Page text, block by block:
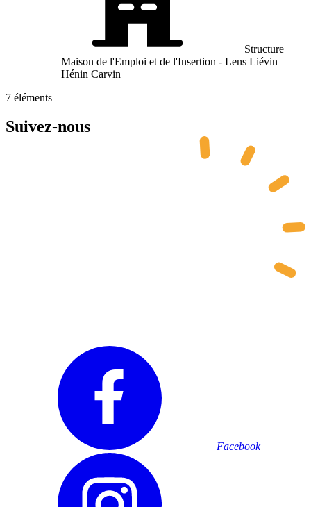
Structure
Maison de l'Emploi et de l'Insertion - Lens Liévin
Hénin Carvin
7 éléments
Suivez-nous
Facebook